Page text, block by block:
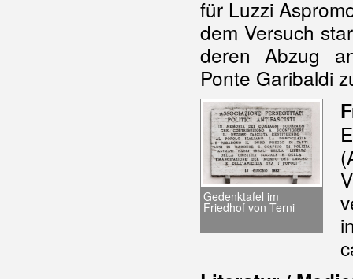
für Luzzi
dem Versuch
deren Abzug
Ponte Garibaldi
Gedenktafel im
Friedhof von Terni